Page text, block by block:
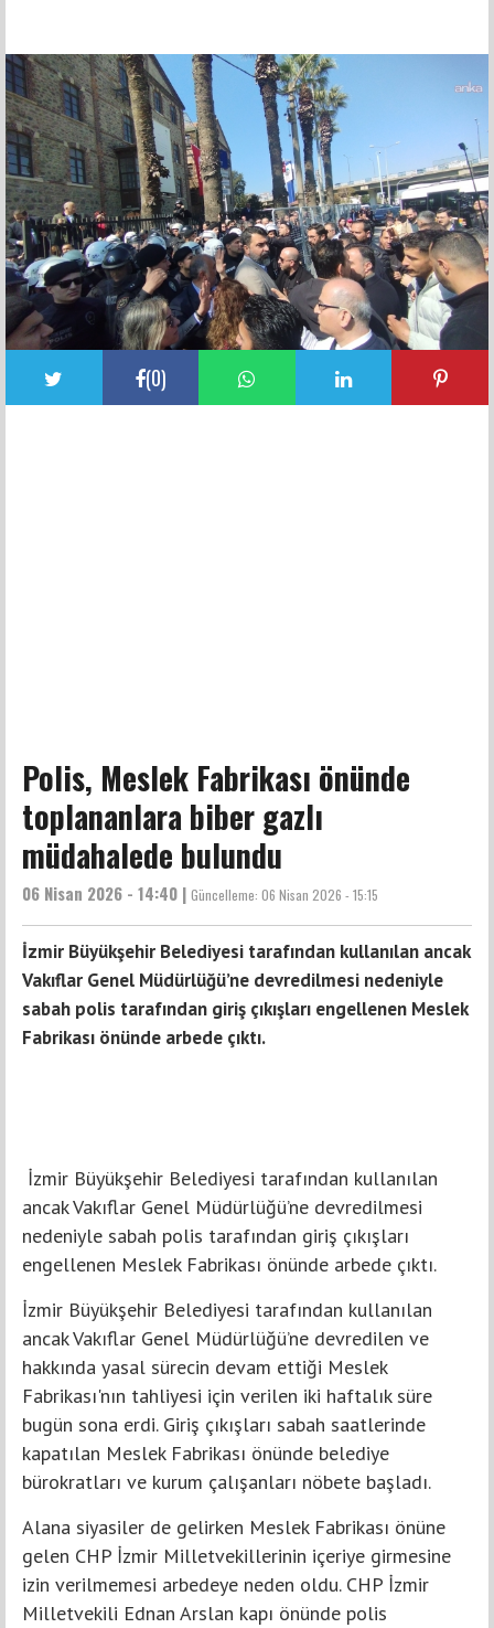
(0)
Polis, Meslek Fabrikası önünde
toplananlara biber gazlı
müdahalede bulundu
06 Nisan 2026 - 14:40 | Güncelleme: 06 Nisan 2026 - 15:15
İzmir Büyükşehir Belediyesi tarafından kullanılan ancak
Vakıflar Genel Müdürlüğü’ne devredilmesi nedeniyle
sabah polis tarafından giriş çıkışları engellenen Meslek
Fabrikası önünde arbede çıktı.
İzmir Büyükşehir Belediyesi tarafından kullanılan
ancak Vakıflar Genel Müdürlüğü’ne devredilmesi
nedeniyle sabah polis tarafından giriş çıkışları
engellenen Meslek Fabrikası önünde arbede çıktı.
İzmir Büyükşehir Belediyesi tarafından kullanılan
ancak Vakıflar Genel Müdürlüğü’ne devredilen ve
hakkında yasal sürecin devam ettiği Meslek
Fabrikası'nın tahliyesi için verilen iki haftalık süre
bugün sona erdi. Giriş çıkışları sabah saatlerinde
kapatılan Meslek Fabrikası önünde belediye
bürokratları ve kurum çalışanları nöbete başladı.
Alana siyasiler de gelirken Meslek Fabrikası önüne
gelen CHP İzmir Milletvekillerinin içeriye girmesine
izin verilmemesi arbedeye neden oldu. CHP İzmir
Milletvekili Ednan Arslan kapı önünde polis